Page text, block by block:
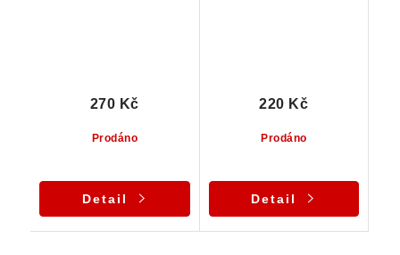
Prodáno
270 Kč
Detail
Prodáno
220 Kč
Detail